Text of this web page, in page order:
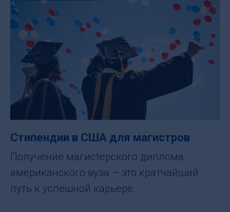
Стипендии в США для магистров
Получение магистерского диплома
американского вуза – это кратчайший
путь к успешной карьере.